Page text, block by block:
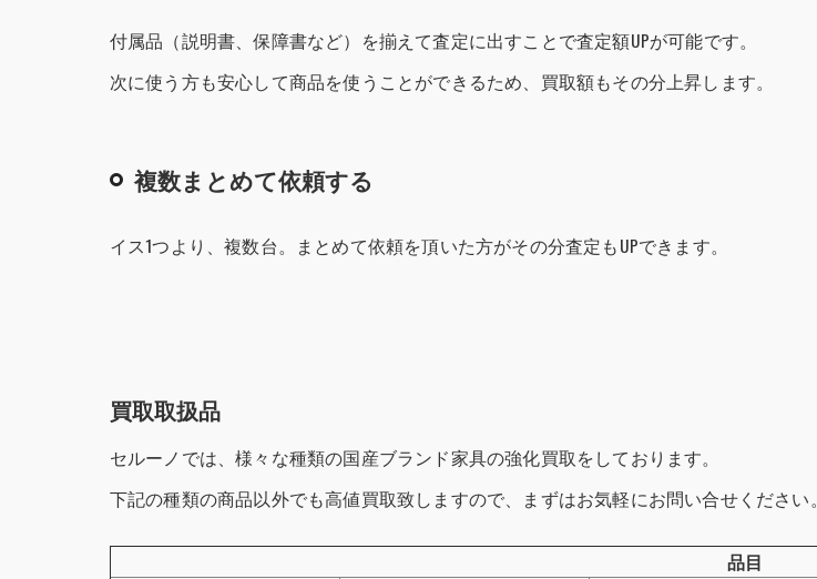
付属品（説明書、保障書など）を揃えて査定に出すことで査定額UPが可能です。
次に使う方も安心して商品を使うことができるため、買取額もその分上昇します。
複数まとめて依頼する
イス1つより、複数台。まとめて依頼を頂いた方がその分査定もUPできます。
買取取扱品
セルーノでは、様々な種類の国産ブランド家具の強化買取をしております。
下記の種類の商品以外でも高値買取致しますので、まずはお気軽にお問い合せください。
品目